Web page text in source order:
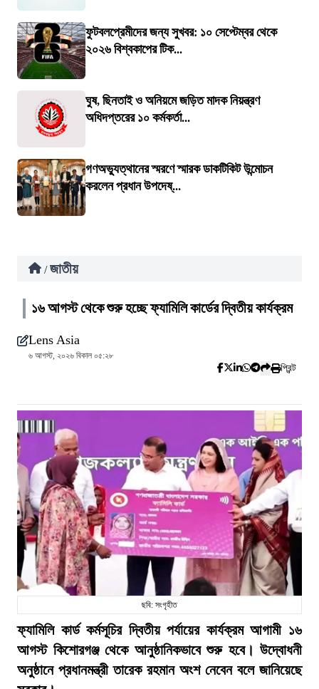
ফুটবলপ্রেমীদের জন্য সুখবর: ১০ সেপ্টেম্বর থেকে
২০২৬ বিশ্বকাপের টিক...
ঘুষ, ছিনতাই ও অনিয়মে জড়িত মাদক নিয়ন্ত্রণ
অধিদপ্তরের ১০ কর্মকর্তা...
গণঅভ্যুত্থানের স্মরণে স্মারক ডাকটিকিট উন্মোচন
করলেন প্রধান উপদেষ্...
/ জাতীয়
১৬ আগস্ট থেকে শুরু হচ্ছে ফ্যামিলি কার্ডের দ্বিতীয় কার্যক্রম
Lens Asia
৬ আগস্ট, ২০২৬ বিকাল ০৫:২৮
প্রিন্ট
ছবি: সংগৃহীত
ফ্যামিলি কার্ড কর্মসূচির দ্বিতীয় পর্যায়ের কার্যক্রম আগামী ১৬
আগস্ট কিশোরগঞ্জ থেকে আনুষ্ঠানিকভাবে শুরু হবে। উদ্বোধনী
অনুষ্ঠানে প্রধানমন্ত্রী তারেক রহমান অংশ নেবেন বলে জানিয়েছে